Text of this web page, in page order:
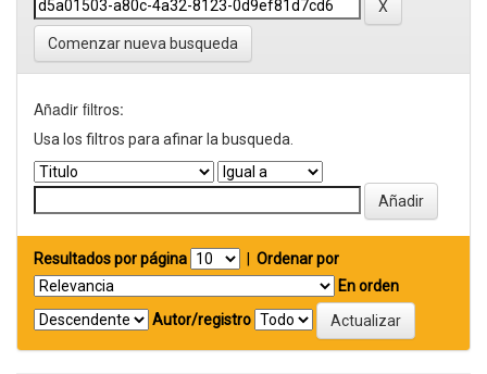
Comenzar nueva busqueda
Añadir filtros:
Usa los filtros para afinar la busqueda.
Resultados por página
Ordenar por
En orden
Autor/registro